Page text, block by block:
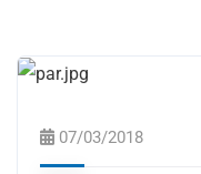
07/03/2018